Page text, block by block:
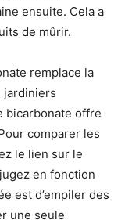
ensuite. Cela a
de mûrir.
remplace la
jardiniers
bicarbonate offre
comparer les
le lien sur le
en fonction
est d’empiler des
une seule